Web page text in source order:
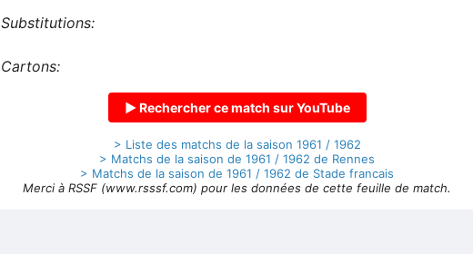
Substitutions:
Cartons:
▶ Rechercher ce match sur YouTube
> Liste des matchs de la saison 1961 / 1962
> Matchs de la saison de 1961 / 1962 de Rennes
> Matchs de la saison de 1961 / 1962 de Stade francais
Merci à RSSF (www.rsssf.com) pour les données de cette feuille de match.